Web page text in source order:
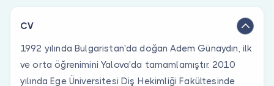
CV
1992 yılında Bulgaristan'da doğan Adem Günaydın, ilk
ve orta öğrenimini Yalova'da tamamlamıştır. 2010
yılında Ege Üniversitesi Diş Hekimliği Fakültesinde